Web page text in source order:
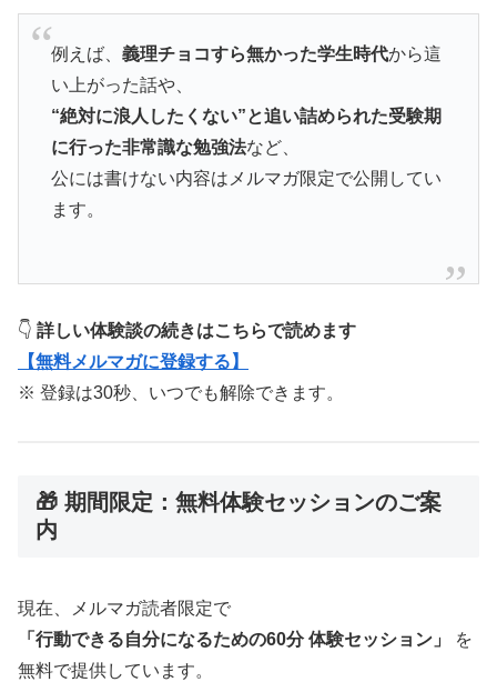
例えば、 義理チョコすら無かった学生時代から這
い上がった話や、
“絶対に浪人したくない”と追い詰められた受験期
に行った非常識な勉強法など、
公には書けない内容はメルマガ限定で公開してい
ます。
👇 詳しい体験談の続きはこちらで読めます
【無料メルマガに登録する】
※ 登録は30秒、いつでも解除できます。
🎁 期間限定：無料体験セッションのご案
内
現在、メルマガ読者限定で
「行動できる自分になるための60分 体験セッション」
を
無料で提供しています。